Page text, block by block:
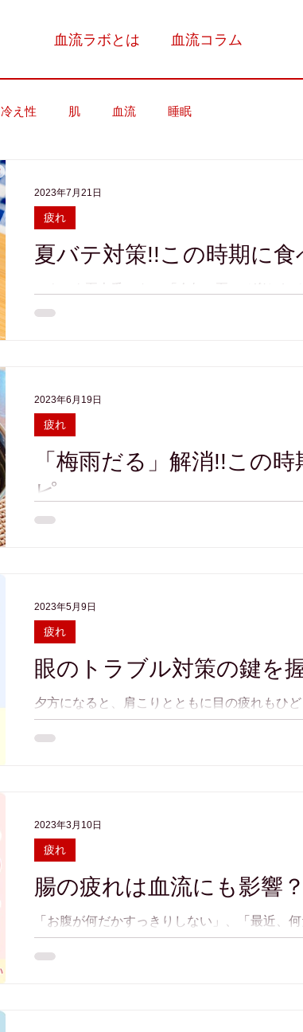
血流ラボとは 血流コラム
冷え性 肌 血流 睡眠
夏バテ対策!!この時期に
いよいよ夏本番です！ 「今年の夏こそ楽しむ
しょうか。 梅雨明け前から猛暑日を記録する
疲れ
2023年7月21日
「梅雨だる」解消!!この
ピ
梅雨の季節は雨ばかりで、なんとなくやる気
疲れ
2023年6月19日
眼のトラブル対策の鍵を
夕方になると、肩こりとともに目の疲れもひ
スマートフォンをはじめ、私たちの生活では
ます。しかし、目を酷使することによって、
疲れ
2023年5月9日
腸の疲れは血流にも影響？
「お腹が何だかすっきりしない」、「最近、
ょっとした不快な症状で悩んでいませんか？
で起こる"腸の不調"が原因かもしれません。
疲れ
2023年3月10日